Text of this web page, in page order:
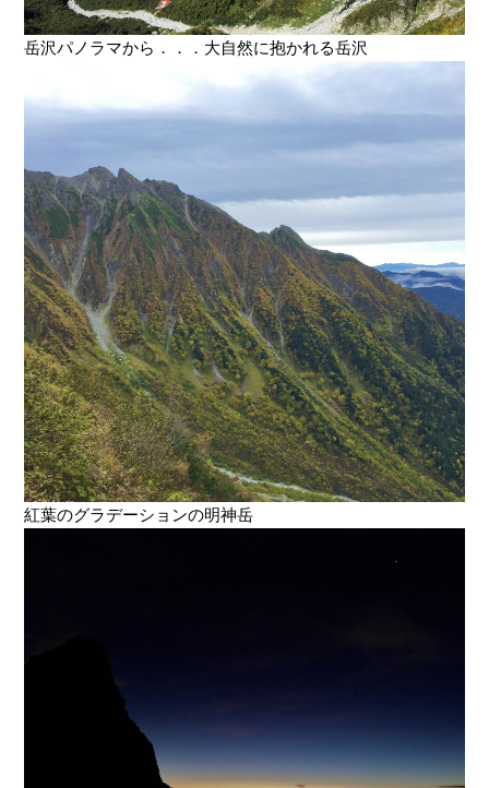
岳沢パノラマから．．．大自然に抱かれる岳沢
紅葉のグラデーションの明神岳